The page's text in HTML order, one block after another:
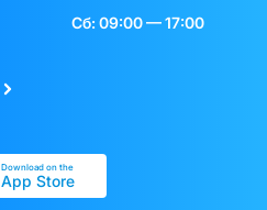
Сб: 09:00 — 17:00
Download on the
App Store